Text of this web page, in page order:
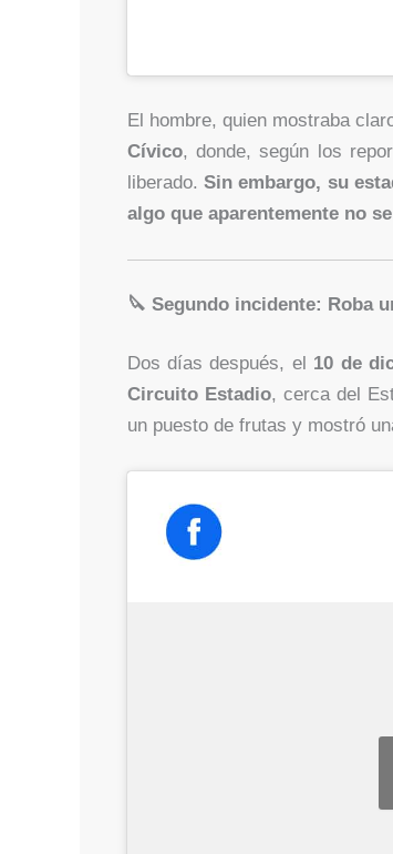
El hombre, quien mostraba
Cívico, donde, según los
liberado. Sin embargo, su
algo que aparentemente no
🔪 Segundo incidente: Roba
Dos días después, el 10 de
Circuito Estadio, cerca del
un puesto de frutas y mostró